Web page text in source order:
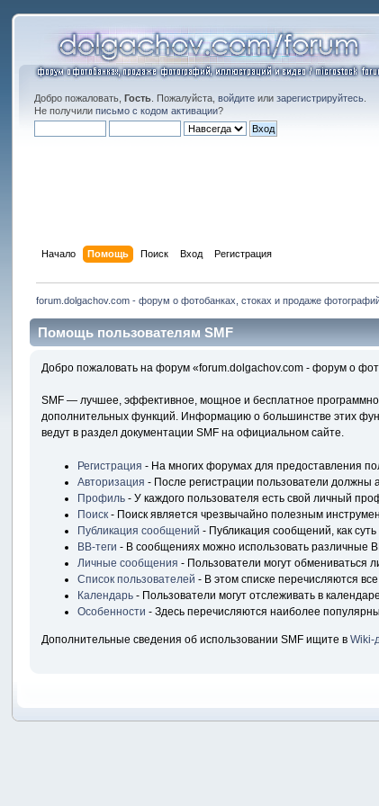
Добро пожаловать,Гость . Пожалуйста,войдите илизарегистрируйтесь
Не получилиписьмо с кодом активации?
Начало Помощь Поиск Вход Регистрация
forum.dolgachov.com - форум о фотобанках, стоках и продаже
Помощь пользователям SMF
Добро пожаловать на форум «forum.dolgachov.com - форум о
SMF — лучшее, эффективное, мощное и бесплатное
дополнительных функций. Информацию о большинстве этих
ведут в раздел документации SMF на официальном сайте.
Регистрация - На многих форумах для предоставления
Авторизация - После регистрации пользователи должны
Профиль- У каждого пользователя есть свой личный
Поиск- Поиск является чрезвычайно полезным
Публикация сообщений - Публикация сообщений, как
BB-теги - В сообщениях можно использовать различные
Личные сообщения - Пользователи могут обмениваться
Список пользователей - В этом списке перечисляются
Календарь- Пользователи могут отслеживать в
Особенности - Здесь перечисляются наиболее
Дополнительные сведения об использовании SMF ищите в Wiki-